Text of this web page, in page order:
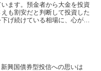
ます。預金者から大金を投資
も割安だと判断して投資した
げ続けている相場に、心が折
興国債券型投信への思いは